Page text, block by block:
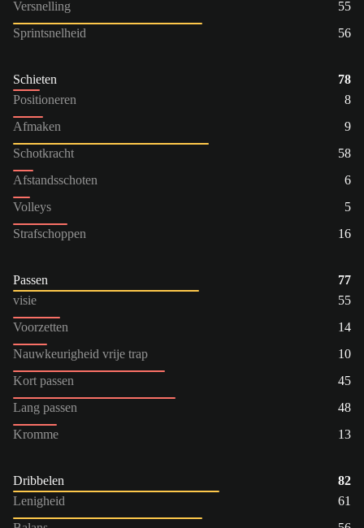
Versnelling
55
Sprintsnelheid
56
Schieten
78
Positioneren
8
Afmaken
9
Schotkracht
58
Afstandsschoten
6
Volleys
5
Strafschoppen
16
Passen
77
visie
55
Voorzetten
14
Nauwkeurigheid vrije trap
10
Kort passen
45
Lang passen
48
Kromme
13
Dribbelen
82
Lenigheid
61